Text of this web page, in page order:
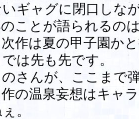
ギャグに閉口しな
ことが語られるの
作は夏の甲子園か
は先も先です。
さんが、ここまで
の温泉妄想はキャ
。